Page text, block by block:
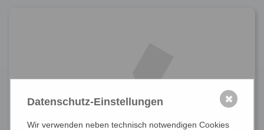
Datenschutz-Einstellungen
Wir verwenden neben technisch notwendigen Cookies
✖